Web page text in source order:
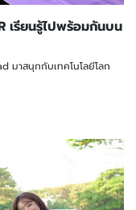
เรียนรู้ไปพร้อมกันบน
มาสนุกกับเทคโนโลยีโลก